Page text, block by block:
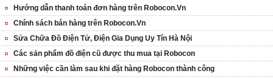
Hướng dẫn thanh toán đơn hàng trên Robocon.Vn
Chính sách bán hàng trên Robocon.Vn
Sửa Chữa Đồ Điện Tử, Điện Gia Dụng Uy Tín Hà Nội
Các sản phẩm đồ điện cũ được thu mua tại Robocon
Những việc cần làm sau khi đặt hàng Robocon thành công